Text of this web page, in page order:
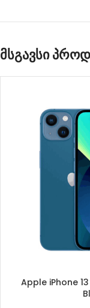
მსგავსი
Apple iPhone